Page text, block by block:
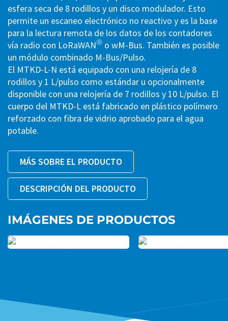
esfera seca de 8 rodillos y un disco modulador. Esto
permite un escaneo electrónico no reactivo y es la base
para la lectura remota de los datos de los contadores
vía radio con LoRaWAN® o wM-Bus. También es posible
un módulo combinado M-Bus/Pulso.
El MTKD-L-N está equipado con una relojería de 8
rodillos y 1 L/pulso como estándar u opcionalmente
disponible con una relojería de 7 rodillos y 10 L/pulso. El
cuerpo del MTKD-L está fabricado en plástico polímero
reforzado con fibra de vidrio aprobado para el agua
potable.
MÁS SOBRE EL PRODUCTO
DESCRIPCIÓN DEL PRODUCTO
IMÁGENES DE PRODUCTOS